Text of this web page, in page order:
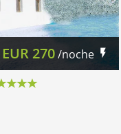
EUR 270/noche